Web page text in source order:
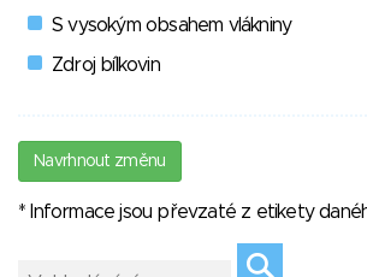
S vysokým obsahem vlákniny
Zdroj bílkovin
Navrhnout změnu
* Informace jsou převzaté z etikety